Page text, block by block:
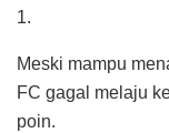
1.
Meski mampu
FC gagal melaju
poin.